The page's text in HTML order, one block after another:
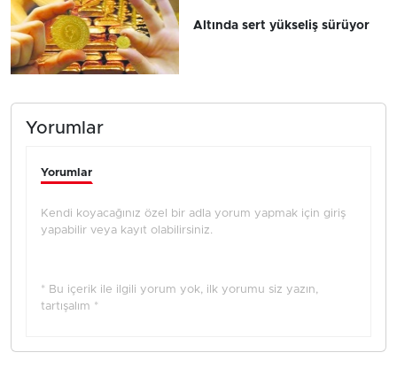
Altında sert yükseliş sürüyor
Yorumlar
Yorumlar
Kendi koyacağınız özel bir adla yorum yapmak için giriş
yapabilir veya kayıt olabilirsiniz.
* Bu içerik ile ilgili yorum yok, ilk yorumu siz yazın,
tartışalım *